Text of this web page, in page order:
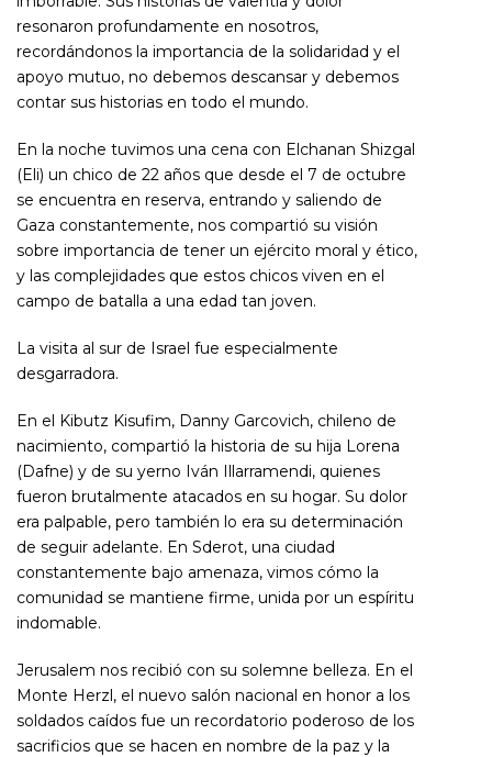
resonaron profundamente en nosotros,
recordándonos la importancia de la solidaridad y el
apoyo mutuo, no debemos descansar y debemos
contar sus historias en todo el mundo.
En la noche tuvimos una cena con Elchanan Shizgal
(Eli) un chico de 22 años que desde el 7 de octubre
se encuentra en reserva, entrando y saliendo de
Gaza constantemente, nos compartió su visión
sobre importancia de tener un ejército moral y ético,
y las complejidades que estos chicos viven en el
campo de batalla a una edad tan joven.
La visita al sur de Israel fue especialmente
desgarradora.
En el Kibutz Kisufim, Danny Garcovich, chileno de
nacimiento, compartió la historia de su hija Lorena
(Dafne) y de su yerno Iván Illarramendi, quienes
fueron brutalmente atacados en su hogar. Su dolor
era palpable, pero también lo era su determinación
de seguir adelante. En Sderot, una ciudad
constantemente bajo amenaza, vimos cómo la
comunidad se mantiene firme, unida por un espíritu
indomable.
Jerusalem nos recibió con su solemne belleza. En el
Monte Herzl, el nuevo salón nacional en honor a los
soldados caídos fue un recordatorio poderoso de los
sacrificios que se hacen en nombre de la paz y la